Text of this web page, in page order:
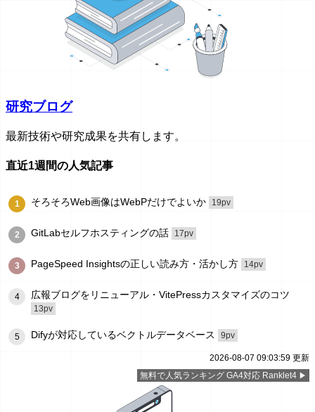
研究ブログ
最新技術や研究成果を共有します。
直近1週間の人気記事
1 そろそろWeb画像はWebPだけでよいか 19pv
2 GitLabセルフホスティングの話 17pv
3 PageSpeed Insightsの正しい読み方・活かし方 14pv
4 広報ブログをリニューアル・VitePressカスタマイズのコツ
13pv
5 Difyが対応しているベクトルデータベース 9pv
2026-08-07 09:03:59 更新
無料で人気ランキング GA4対応 Ranklet4